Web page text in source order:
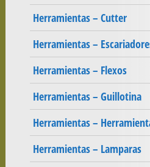
Herramientas – Cutter
Herramientas –
Herramientas – Flexos
Herramientas – Guillotina
Herramientas –
Herramientas – Lamparas